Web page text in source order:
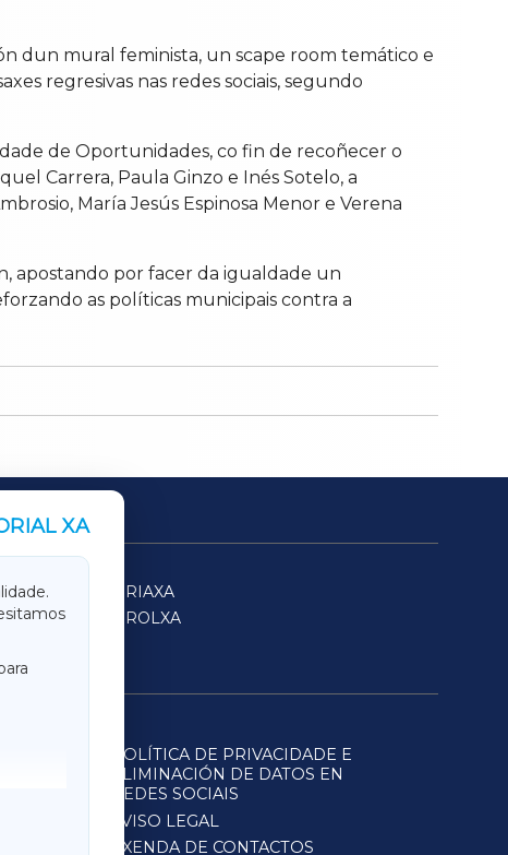
dun mural feminista, un scape room temático e
regresivas nas redes sociais, segundo
de Oportunidades, co fin de recoñecer o
Carrera, Paula Ginzo e Inés Sotelo, a
María Jesús Espinosa Menor e Verena
apostando por facer da igualdade un
as políticas municipais contra a
XA
SARRIAXA
FERROLXA
POLÍTICA DE PRIVACIDADE E
ELIMINACIÓN DE DATOS EN
REDES SOCIAIS
AVISO LEGAL
AXENDA DE CONTACTOS